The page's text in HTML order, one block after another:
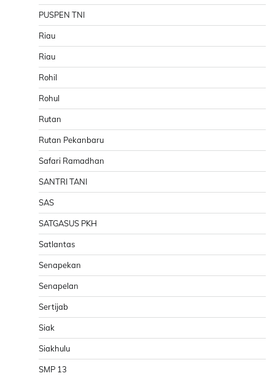
PUSPEN TNI
Riau
Riau
Rohil
Rohul
Rutan
Rutan Pekanbaru
Safari Ramadhan
SANTRI TANI
SAS
SATGASUS PKH
Satlantas
Senapekan
Senapelan
Sertijab
Siak
Siakhulu
SMP 13